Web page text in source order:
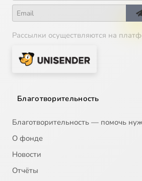
Рассылки осуществляются на
Благотворительность
Благотворительность — помочь
О фонде
Новости
Отчёты